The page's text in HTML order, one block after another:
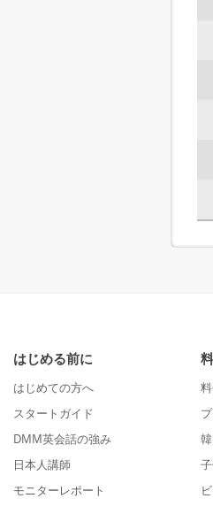
はじめる前に
はじめての方へ
スタートガイド
DMM英会話の強み
日本人講師
モニターレポート